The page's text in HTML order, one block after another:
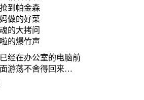
到帕金森
做的好菜
的大拷问
的爆竹声
经在办公室的电脑前
游荡不舍得回来…